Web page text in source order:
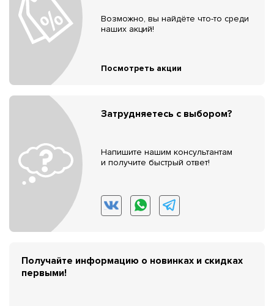
Возможно, вы найдёте что-то среди
наших акций!
Посмотреть акции
Затрудняетесь с выбором?
Напишите нашим консультантам
и получите быстрый ответ!
Получайте информацию о новинках и скидках
первыми!